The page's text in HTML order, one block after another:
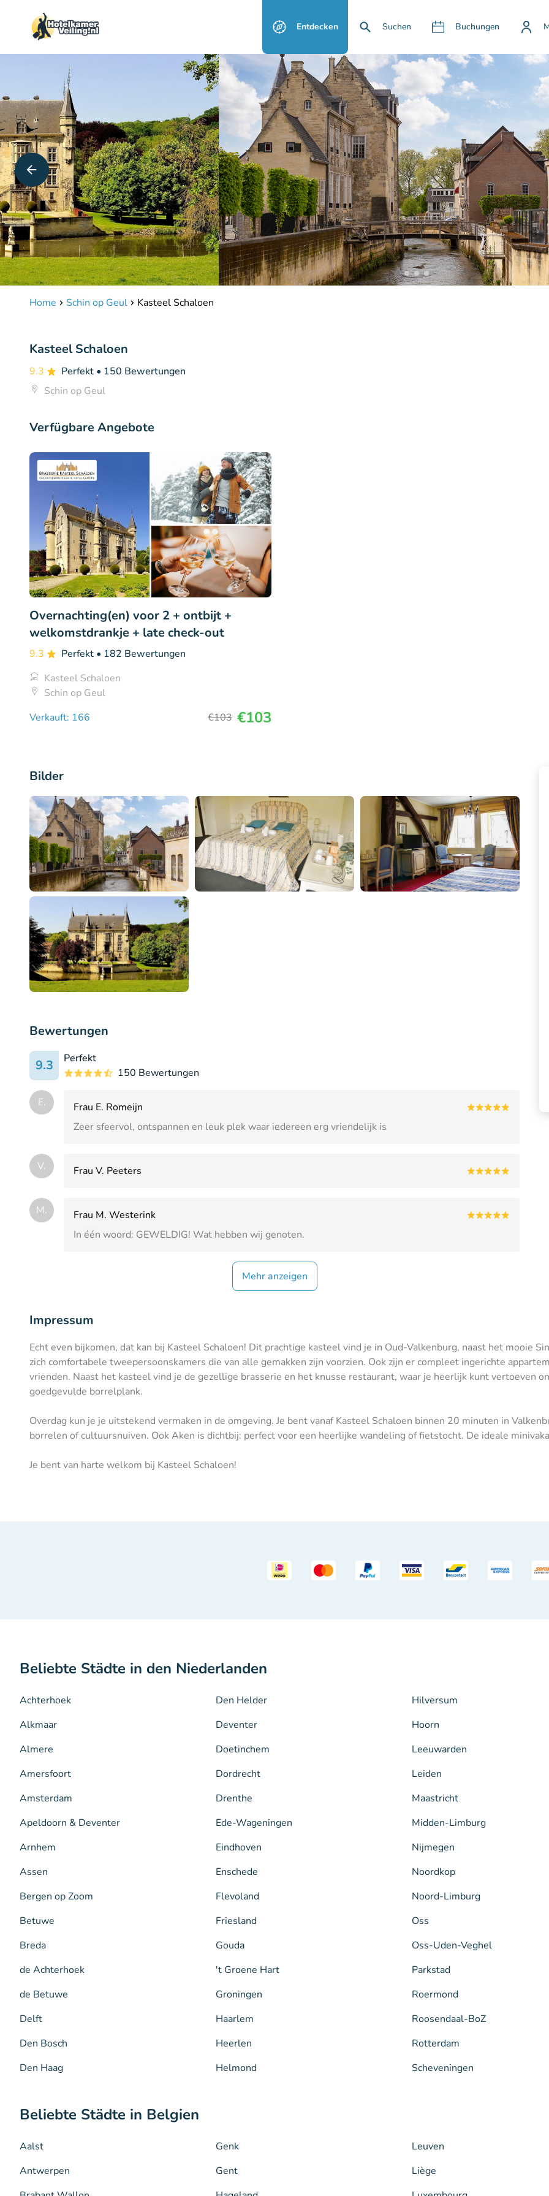
Entdecken Suchen Buchungen
Home Schin op Geul Kasteel Schaloen
Kasteel Schaloen
9.3 Perfekt • 150 Bewertungen
Schin op Geul
Verfügbare Angebote
Overnachting(en) voor 2 + ontbijt +
welkomstdrankje + late check-out
9.3 Perfekt • 182 Bewertungen
Kasteel Schaloen
Schin op Geul
Verkauft: 166
€103 €103
Bilder
Bewertungen
9.3
Perfekt
150 Bewertungen
E.
Frau E. Romeijn
Zeer sfeervol, ontspannen en leuk plek waar iedereen erg vriendelijk is
V. Frau V. Peeters
M.
Frau M. Westerink
In één woord: GEWELDIG! Wat hebben wij genoten.
Mehr anzeigen
Impressum
Echt even bijkomen, dat kan bij Kasteel Schaloen! Dit prachtige kasteel vind je in Oud-Valkenburg, naast het mooie
zich comfortabele tweepersoonskamers die van alle gemakken zijn voorzien. Ook zijn er compleet ingerichte
vrienden. Naast het kasteel vind je de gezellige brasserie en het knusse restaurant, waar je heerlijk kunt vertoeven
goedgevulde borrelplank.
Overdag kun je je uitstekend vermaken in de omgeving. Je bent vanaf Kasteel Schaloen binnen 20 minuten in
borrelen of cultuursnuiven. Ook Aken is dichtbij: perfect voor een heerlijke wandeling of fietstocht. De ideale
Je bent van harte welkom bij Kasteel Schaloen!
Beliebte Städte in den Niederlanden
Achterhoek
Alkmaar
Almere
Amersfoort
Amsterdam
Apeldoorn & Deventer
Arnhem
Assen
Bergen op Zoom
Betuwe
Breda
de Achterhoek
de Betuwe
Delft
Den Bosch
Den Haag
Den Helder
Deventer
Doetinchem
Dordrecht
Drenthe
Ede-Wageningen
Eindhoven
Enschede
Flevoland
Friesland
Gouda
't Groene Hart
Groningen
Haarlem
Heerlen
Helmond
Hilversum
Hoorn
Leeuwarden
Leiden
Maastricht
Midden-Limburg
Nijmegen
Noordkop
Noord-Limburg
Oss
Oss-Uden-Veghel
Parkstad
Roermond
Roosendaal-BoZ
Rotterdam
Scheveningen
Beliebte Städte in Belgien
Aalst
Antwerpen
Genk
Gent
Leuven
Liège